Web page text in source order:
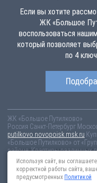
Если вы хотите
ЖК «Большое
воспользоваться
который позволяет
по 4
ЖК «Большое Путилково»
Россия Санкт-Петербург
putilkovo.novopoisk.msk.ru
«Большое Путилково» от
районе. Квартиры различных
Новостройки Санкт-Петербурга
Информация на сайте взята
Используя сайт, вы
корректной работы сайта,
предусмотренных Политикой